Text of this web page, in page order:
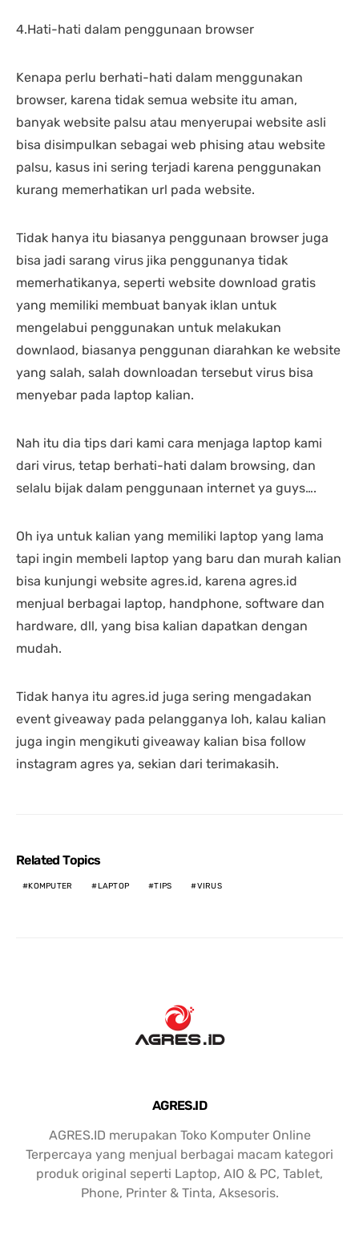
4.Hati-hati dalam penggunaan browser
Kenapa perlu berhati-hati dalam menggunakan
browser, karena tidak semua website itu aman,
banyak website palsu atau menyerupai website asli
bisa disimpulkan sebagai web phising atau website
palsu, kasus ini sering terjadi karena penggunakan
kurang memerhatikan url pada website.
Tidak hanya itu biasanya penggunaan browser juga
bisa jadi sarang virus jika penggunanya tidak
memerhatikanya, seperti website download gratis
yang memiliki membuat banyak iklan untuk
mengelabui penggunakan untuk melakukan
downlaod, biasanya penggunan diarahkan ke website
yang salah, salah downloadan tersebut virus bisa
menyebar pada laptop kalian.
Nah itu dia tips dari kami cara menjaga laptop kami
dari virus, tetap berhati-hati dalam browsing, dan
selalu bijak dalam penggunaan internet ya guys….
Oh iya untuk kalian yang memiliki laptop yang lama
tapi ingin membeli laptop yang baru dan murah kalian
bisa kunjungi website agres.id, karena agres.id
menjual berbagai laptop, handphone, software dan
hardware, dll, yang bisa kalian dapatkan dengan
mudah.
Tidak hanya itu agres.id juga sering mengadakan
event giveaway pada pelangganya loh, kalau kalian
juga ingin mengikuti giveaway kalian bisa follow
instagram agres ya, sekian dari terimakasih.
Related Topics
KOMPUTER LAPTOP TIPS VIRUS
AGRES.ID
AGRES.ID merupakan Toko Komputer Online
Terpercaya yang menjual berbagai macam kategori
produk original seperti Laptop, AIO & PC, Tablet,
Phone, Printer & Tinta, Aksesoris.